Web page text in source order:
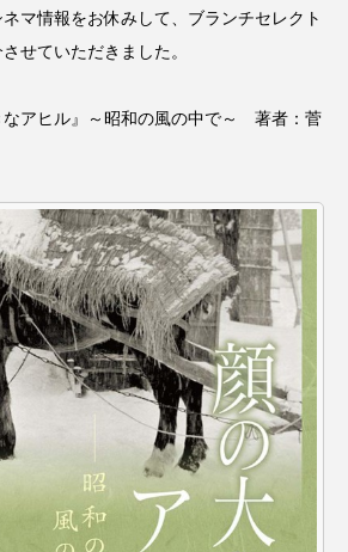
ンサート 1学期 1年生
年 2025年度 2026
年度 20周年 2学期
6月号 77
BAD GENIUS BL出版
CROSSING 心の交差点
マ情報をお休みして、ブランチセレクト
せていただきました。
なアヒル』～昭和の風の中で～ 著者：菅